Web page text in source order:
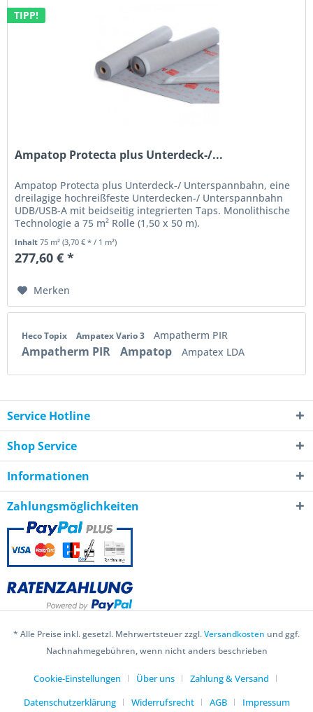
TIPP!
Ampatop Protecta plus Unterdeck-/...
Ampatop Protecta plus Unterdeck-/ Unterspannbahn, eine
dreilagige hochreißfeste Unterdecken-/ Unterspannbahn
UDB/USB-A mit beidseitig integrierten Taps. Monolithische
Technologie a 75 m² Rolle (1,50 x 50 m).
Inhalt75 m²(3,70 € * / 1 m²)
277,60 € *
Merken
Heco Topix Ampatex Vario 3 Ampatherm PIR
Ampatherm PIR Ampatop Ampatex LDA
Service Hotline
Shop Service
Informationen
Zahlungsmöglichkeiten
* Alle Preise inkl. gesetzl. Mehrwertsteuer zzgl.Versandkosten und ggf.
Nachnahmegebühren, wenn nicht anders beschrieben
Cookie-Einstellungen Über uns
Zahlung & Versand
Datenschutzerklärung
Widerrufsrecht AGB Impressum